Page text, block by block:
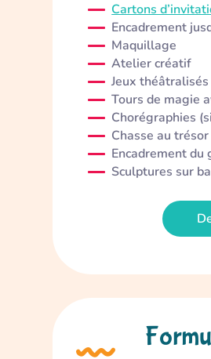
Cartons
Encadrement
Maquillage
Atelier créatif
Jeux
Tours de magie
Chorégraphies
Chasse au trésor
Encadrement du
Sculptures sur